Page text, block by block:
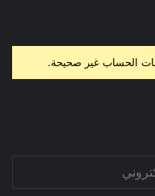
الحساب غير صحيحة.